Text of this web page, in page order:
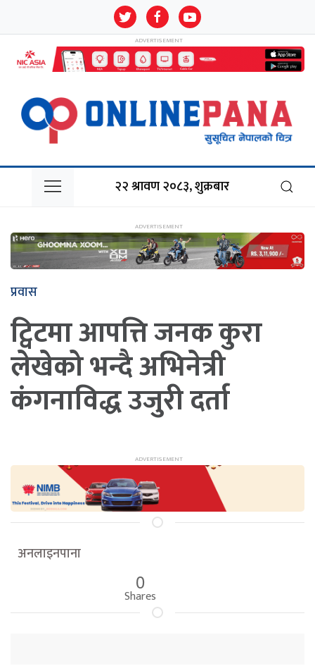
२२ श्रावण २०८३, शुक्रबार
प्रवास
ट्विटमा आपत्ति जनक कुरा
लेखेको भन्दै अभिनेत्री
कंगनाविद्ध उजुरी दर्ता
अनलाइनपाना
0
Shares